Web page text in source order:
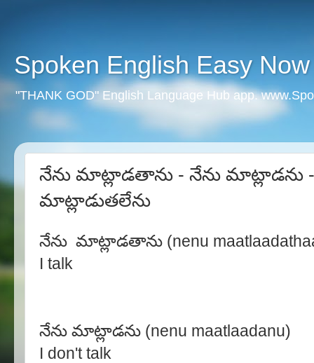
Spoken English Easy Now
"THANK GOD" English Language Hub app.
నేను మాట్లాడతాను - నేను మాట్లాడను
మాట్లాడుతలేను
నేను మాట్లాడతాను (nenu
I talk
నేను మాట్లాడను (nenu maatlaadanu)
I don't talk